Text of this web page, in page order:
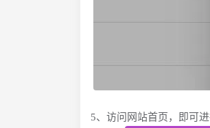
5、访问网站首页，即可进